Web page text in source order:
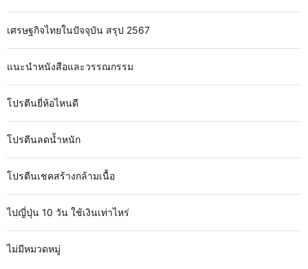
เศรษฐกิจไทยในปัจจุบัน สรุป 2567
แนะนำหนังสือและวรรณกรรม
โปรตีนยี่ห้อไหนดี
โปรตีนลดน้ำหนัก
โปรตีนเชคสร้างกล้ามเนื้อ
ไปญี่ปุ่น 10 วัน ใช้เงินเท่าไหร่
ไม่มีหมวดหมู่